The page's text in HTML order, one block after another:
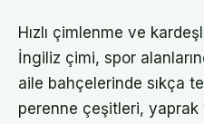
Hızlı çimlenme ve
İngiliz çimi, spor
aile bahçelerinde sıkça
perenne çeşitleri,